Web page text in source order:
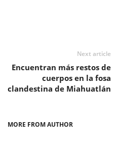
Next article
Encuentran más restos de
cuerpos en la fosa
clandestina de Miahuatlán
MORE FROM AUTHOR